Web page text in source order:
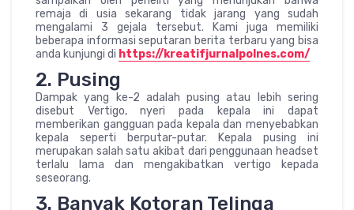
remaja di usia sekarang tidak jarang yang sudah
mengalami 3 gejala tersebut. Kami juga memiliki
beberapa informasi seputaran berita terbaru yang bisa
anda kunjungi di https://kreatifjurnalpolnes.com/
2. Pusing
Dampak yang ke-2 adalah pusing atau lebih sering
disebut Vertigo, nyeri pada kepala ini dapat
memberikan gangguan pada kepala dan menyebabkan
kepala seperti berputar-putar. Kepala pusing ini
merupakan salah satu akibat dari penggunaan headset
terlalu lama dan mengakibatkan vertigo kepada
seseorang.
3. Banyak Kotoran Telinga